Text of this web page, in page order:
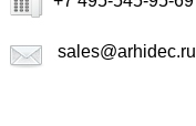
sales@arhidec.ru